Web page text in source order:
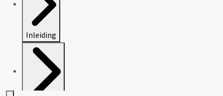
Inleiding